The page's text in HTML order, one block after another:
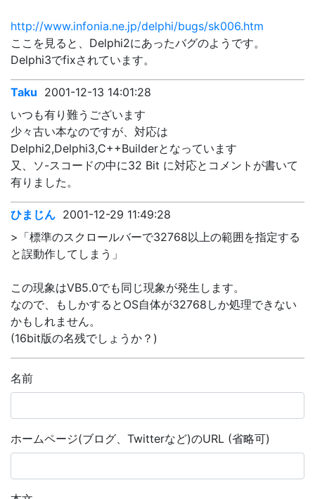
http://www.infonia.ne.jp/delphi/bugs/sk006.htm
ここを見ると、Delphi2にあったバグのようです。
Delphi3でfixされています。
Taku 2001-12-13 14:01:28
いつも有り難うございます
少々古い本なのですが、対応は
Delphi2,Delphi3,C++Builderとなっています
又、ソ-スコードの中に32 Bit に対応とコメントが書いて
有りました。
ひまじん 2001-12-29 11:49:28
>「標準のスクロールバーで32768以上の範囲を指定する
と誤動作してしまう」
この現象はVB5.0でも同じ現象が発生します。
なので、もしかするとOS自体が32768しか処理できない
かもしれません。
(16bit版の名残でしょうか？)
名前
ホームページ(ブログ、Twitterなど)のURL (省略可)